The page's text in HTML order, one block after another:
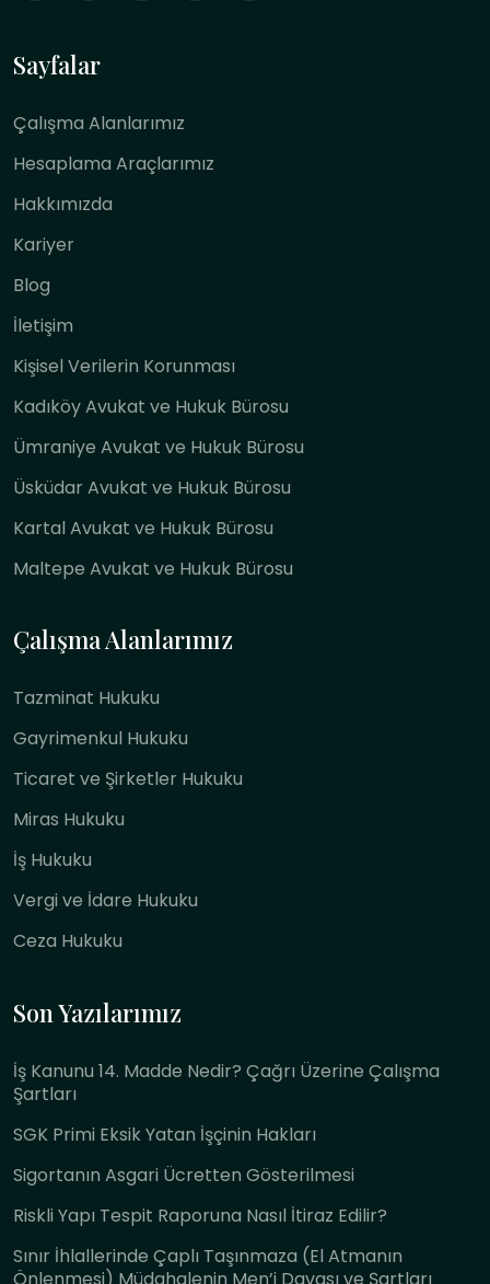
Sayfalar
Çalışma Alanlarımız
Hesaplama Araçlarımız
Hakkımızda
Kariyer
Blog
İletişim
Kişisel Verilerin Korunması
Kadıköy Avukat ve Hukuk Bürosu
Ümraniye Avukat ve Hukuk Bürosu
Üsküdar Avukat ve Hukuk Bürosu
Kartal Avukat ve Hukuk Bürosu
Maltepe Avukat ve Hukuk Bürosu
Çalışma Alanlarımız
Tazminat Hukuku
Gayrimenkul Hukuku
Ticaret ve Şirketler Hukuku
Miras Hukuku
İş Hukuku
Vergi ve İdare Hukuku
Ceza Hukuku
Son Yazılarımız
İş Kanunu 14. Madde Nedir? Çağrı Üzerine Çalışma
Şartları
SGK Primi Eksik Yatan İşçinin Hakları
Sigortanın Asgari Ücretten Gösterilmesi
Riskli Yapı Tespit Raporuna Nasıl İtiraz Edilir?
Sınır İhlallerinde Çaplı Taşınmaza (El Atmanın
Önlenmesi) Müdahalenin Men’i Davası ve Şartları